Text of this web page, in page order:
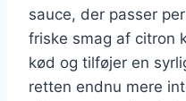
sauce, der passer
friske smag af citron
kød og tilføjer en
retten endnu mere